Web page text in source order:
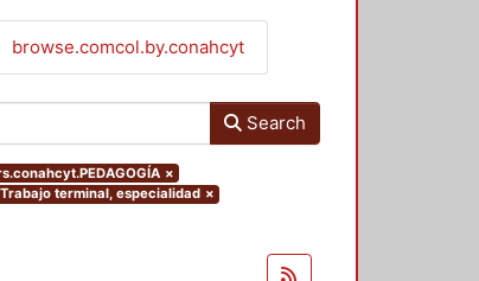
browse.comcol.by.conahcyt
Search
×
terminal, especialidad ×